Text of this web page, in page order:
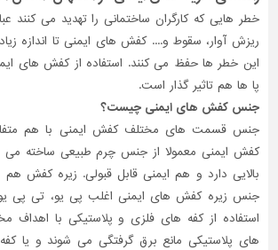
تاسیسات
ساختمان
شهرسازی،
ترافیک
و
سازه
سایر
خطر هایی که کارگران ساختمانی را تهدید می کنند
ریزش آوار، سقوط و.... کفش های ایمنی تا اندازه
این خطر ها حفظ می کنند. استفاده از کفش های
پا ها هم تاثیر گذار است.
جنس کفش های ایمنی چیست؟
جنس قسمت های مختلف کفش ایمنی با هم
کفش ایمنی معمولا از جنس چرم طبیعی ساخته
بالایی دارد و هم ایمنی قابل قبولی. زیره کفش هم
جنس زیره کفش های ایمنی اغلب پی یو، تی پی
استفاده از کفه های فلزی و پلاستیکی با اهداف
های پلاستیکی مانع برق گرفتگی می شوند و یا